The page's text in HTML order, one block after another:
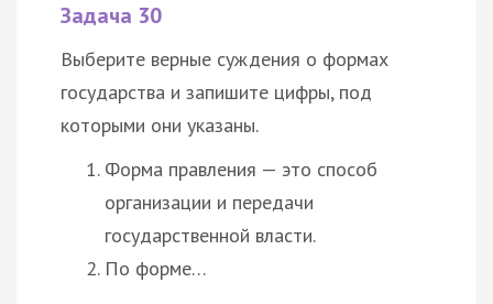
Задача 30
Выберите верные суждения о формах
государства и запишите цифры, под
которыми они указаны.
Форма правления — это способ
организации и передачи
государственной власти.
По форме…